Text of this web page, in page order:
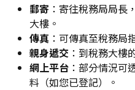
郵寄 ：寄往稅務局局長
大樓。
傳真 ：可傳真至稅務局
親身遞交 ：到稅務大樓
網上平台 ：部分情況可
料（如您已登記）。